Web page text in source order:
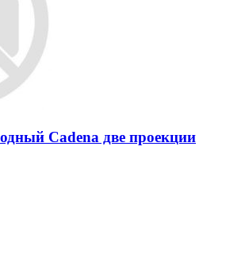
Cadena две проекции